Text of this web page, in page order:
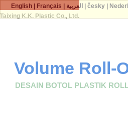
Taixing K.K. Plastic Co., Ltd.
Volume Roll-
DESAIN BOTOL PLASTIK
English Français العربية |česky